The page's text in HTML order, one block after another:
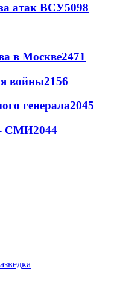
атак ВСУ5098
в Москве2471
войны2156
генерала2045
- СМИ2044